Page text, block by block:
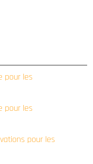
pour les
pour les
pour les